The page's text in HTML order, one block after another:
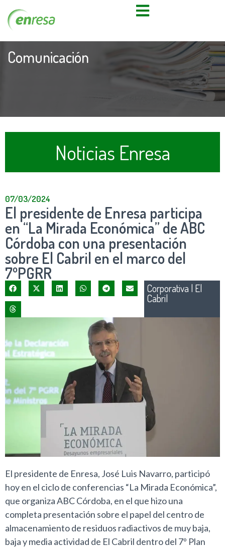
Comunicación
Noticias Enresa
07/03/2024
El presidente de Enresa participa
en “La Mirada Económica” de ABC
Córdoba con una presentación
sobre El Cabril en el marco del
7ºPGRR
Corporativa | El
Cabril
El presidente de Enresa, José Luis Navarro, participó
hoy en el ciclo de conferencias “La Mirada Económica”,
que organiza ABC Córdoba, en el que hizo una
completa presentación sobre el papel del centro de
almacenamiento de residuos radiactivos de muy baja,
baja y media actividad de El Cabril dentro del 7º Plan